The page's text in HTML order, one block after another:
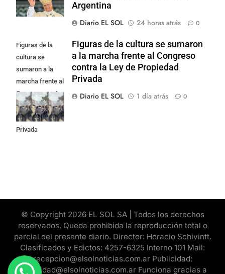
Argentina
Diario EL SOL
24 horas atrás 0
Figuras de la
cultura se
sumaron a la
marcha frente al
Congreso contra
la Ley de
Propiedad
Privada
Figuras de la cultura se sumaron
a la marcha frente al Congreso
contra la Ley de Propiedad
Privada
Diario EL SOL
1 día atrás 0
© Copyright 2026 EL SOL SA | Todos los derechos
reservados. Queda prohibida la reproducción total o
parcial del presente diario. Director: Horacio Schivintt.
Clasificados y Edictos: 4257-6325 Interno 101 Mail:
recepcion@elsolnoticias.com.ar Publicidad:
publicidad@elsolnoticias.com.ar Funciona gracias a